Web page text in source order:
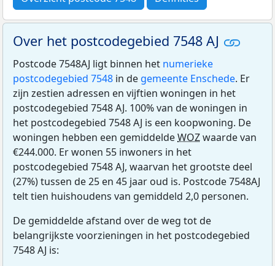
Over het postcodegebied 7548 AJ
Postcode 7548AJ ligt binnen het numerieke
postcodegebied 7548 in de gemeente Enschede. Er
zijn zestien adressen en vijftien woningen in het
postcodegebied 7548 AJ. 100% van de woningen in
het postcodegebied 7548 AJ is een koopwoning. De
woningen hebben een gemiddeldeWOZwaarde van
€244.000. Er wonen 55 inwoners in het
postcodegebied 7548 AJ, waarvan het grootste deel
(27%) tussen de 25 en 45 jaar oud is. Postcode 7548AJ
telt tien huishoudens van gemiddeld 2,0 personen.
De gemiddelde afstand over de weg tot de
belangrijkste voorzieningen in het postcodegebied
7548 AJ is: